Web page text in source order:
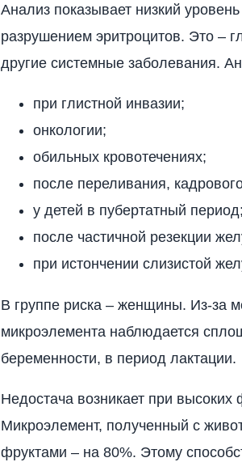
Анализ показывает низкий
разрушением эритроцитов. Это –
другие системные заболевания.
при глистной инвазии;
онкологии;
обильных кровотечениях;
после переливания,
у детей в пубертатный период;
после частичной резекции
при истончении слизистой
В группе риска – женщины. Из-за
микроэлемента наблюдается
беременности, в период лактации.
Недостача возникает при высоких
Микроэлемент, полученный с
фруктами – на 80%. Этому